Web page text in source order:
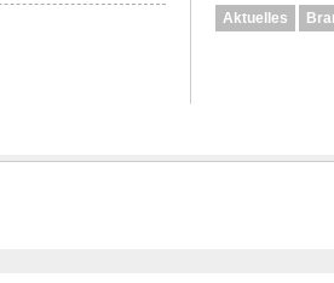
Aktuelles